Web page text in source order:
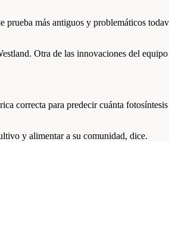
más antiguos y problemáticos
Otra de las innovaciones del
correcta para predecir cuánta
y alimentar a su comunidad, dice.